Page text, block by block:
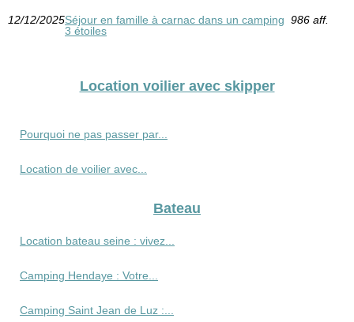
12/12/2025Séjour en famille à carnac dans un camping
3 étoiles
986 aff.
Location voilier avec skipper
Pourquoi ne pas passer par...
Location de voilier avec...
Bateau
Location bateau seine : vivez...
Camping Hendaye : Votre...
Camping Saint Jean de Luz :...